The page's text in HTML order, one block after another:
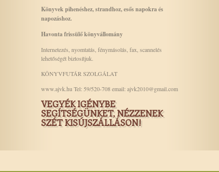
Könyvek pihenéshez, strandhoz, esős napokra és
napozáshoz.
Havonta frissülő könyvállomány
Internetezés, nyomtatás, fénymásolás, fax, scannelés
lehetőségét biztosítjuk.
KÖNYVFUTÁR SZOLGÁLAT
www.ajvk.hu Tel: 59/520-708 email: ajvk2010@gmail.com
VEGYÉK IGÉNYBE
SEGÍTSÉGÜNKET, NÉZZENEK
SZÉT KISÚJSZÁLLÁSON!